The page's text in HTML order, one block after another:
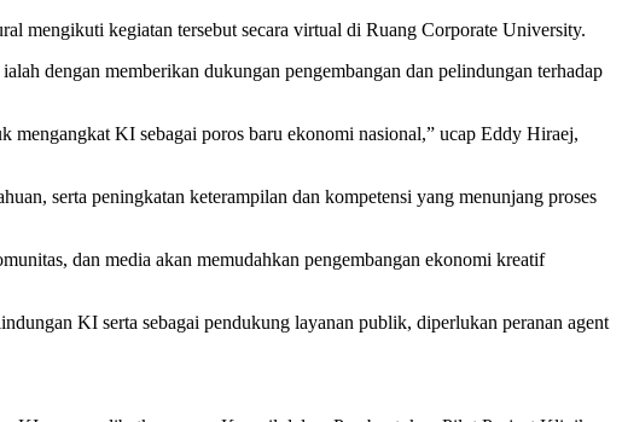
mengikuti kegiatan tersebut secara virtual di Ruang Corporate University.
dengan memberikan dukungan pengembangan dan pelindungan terhadap
mengangkat KI sebagai poros baru ekonomi nasional,” ucap Eddy Hiraej,
serta peningkatan keterampilan dan kompetensi yang menunjang proses
dan media akan memudahkan pengembangan ekonomi kreatif
KI serta sebagai pendukung layanan publik, diperlukan peranan agent